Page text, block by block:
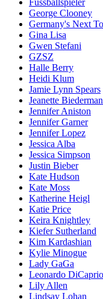
Fussballspieler
George Clooney
Germany's Next
Gina Lisa
Gwen Stefani
GZSZ
Halle Berry
Heidi Klum
Jamie Lynn Spears
Jeanette
Jennifer Aniston
Jennifer Garner
Jennifer Lopez
Jessica Alba
Jessica Simpson
Justin Bieber
Kate Hudson
Kate Moss
Katherine Heigl
Katie Price
Keira Knightley
Kiefer Sutherland
Kim Kardashian
Kylie Minogue
Lady GaGa
Leonardo DiCaprio
Lily Allen
Lindsay Lohan